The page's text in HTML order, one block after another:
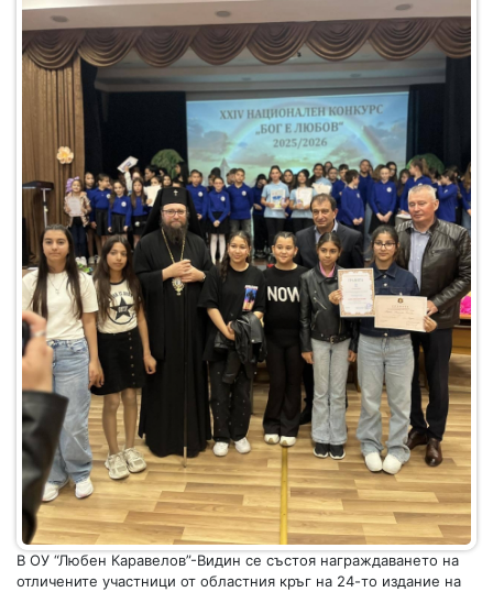
В ОУ “Любен Каравелов”-Видин се състоя награждаването на
отличените участници от областния кръг на 24-то издание на